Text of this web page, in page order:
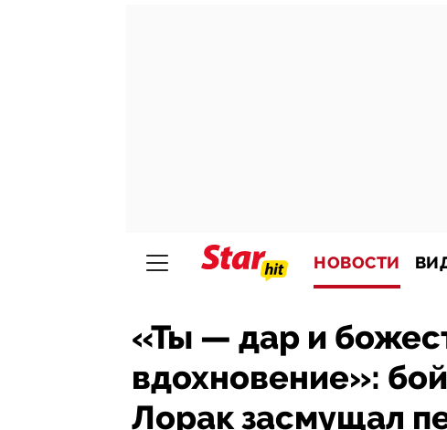
НОВОСТИ
«Ты — дар и
вдохновение»:
Лорак засмущал